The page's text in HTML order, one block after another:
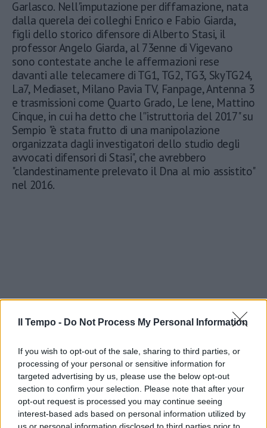
Il Tempo - Do Not Process My Personal Information
If you wish to opt-out of the sale, sharing to third parties, or
processing of your personal or sensitive information for
targeted advertising by us, please use the below opt-out
section to confirm your selection. Please note that after your
opt-out request is processed you may continue seeing
interest-based ads based on personal information utilized by
Garlasco. Nell'imputazione per diffamazione, nata
dalla querela dei colleghi Enrico e Fabio Giarda,
figli dello storico difensore di Alberto Stasi, il
professor Angelo Giarda, al 73enne di Vigevano
sono contestate anche le affermazioni rese
davanti alle telecamere di TG1, TG2, TG3, SkyTG24,
La7, Mediaset, Milano Pavia TV, Fanpage, Antenna 3
e trasmissioni come Quarto Grado, Le lene, Mattino
Cinque, in cui ha detto che l''istruttoria del 2017" su
Sempio "è stata frutto di una manipolazione
organizzata dagli investigatori dello studio degli
avvocati difensori di Stasi", che avrebbero
"clandestinamente prelevato il Dna al mio assistito"
nel 2016.